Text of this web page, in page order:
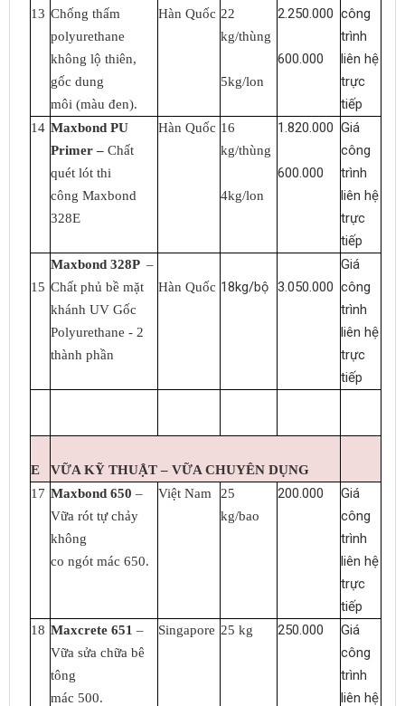
13 Chống thấm
polyurethane
không lộ thiên,
gốc dung
môi (màu đen).
Hàn Quốc 22
kg/thùng
5kg/lon
2.250.000
600.000
công
trình
liên hệ
trực
tiếp
14 Maxbond PU
Primer – Chất
quét lót thi
công Maxbond
328E
Hàn Quốc 16
kg/thùng
4kg/lon
1.820.000
600.000
Giá
công
trình
liên hệ
trực
tiếp
15
Maxbond 328P –
Chất phủ bề mặt
khánh UV Gốc
Polyurethane - 2
thành phần
Hàn Quốc 18kg/bộ 3.050.000
Giá
công
trình
liên hệ
trực
tiếp
E
VỮA KỸ THUẬT – VỮA CHUYÊN DỤNG
17 Maxbond 650 –
Vữa rót tự chảy
không
co ngót mác 650.
Việt Nam
25
kg/bao
200.000
Giá
công
trình
liên hệ
trực
tiếp
18 Maxcrete 651 –
Vữa sửa chữa bê
tông
mác 500.
Singapore 25 kg 250.000
Giá
công
trình
liên hệ